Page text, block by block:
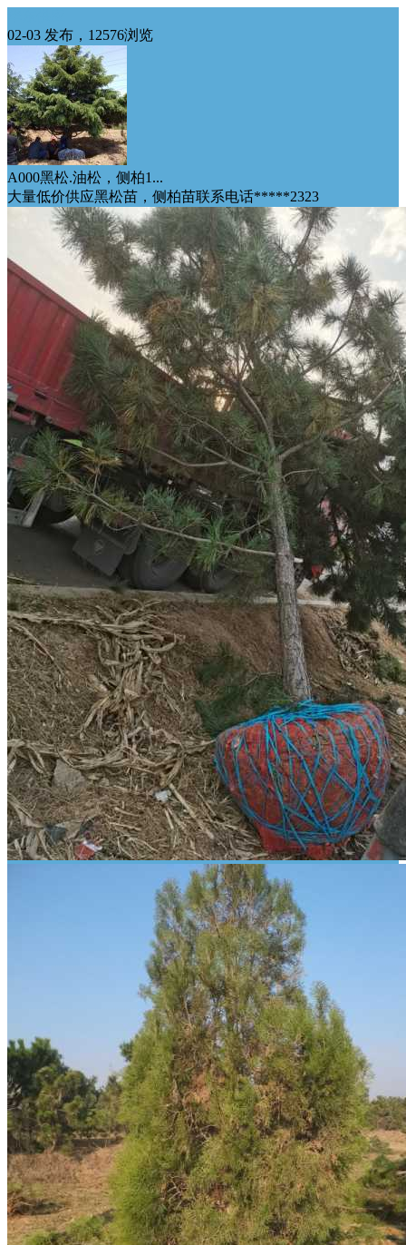
02-03 发布，12576浏览
A000黑松.油松，侧柏1...
大量低价供应黑松苗，侧柏苗联系电话*****2323